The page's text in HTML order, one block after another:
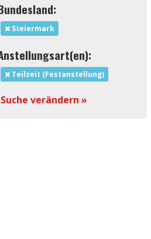
Steiermark
Teilzeit (Festanstellung)
Suche verändern »